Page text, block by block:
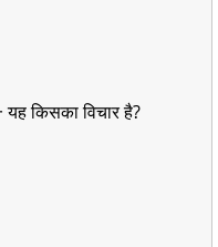
किसका विचार है?